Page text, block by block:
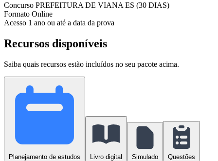
Concurso PREFEITURA DE VIANA ES (30 DIAS)
Formato Online
Acesso 1 ano ou até a data da prova
Recursos disponíveis
Saiba quais recursos estão incluídos no seu pacote acima.
Planejamento de estudos Livro digital Simulado Questões